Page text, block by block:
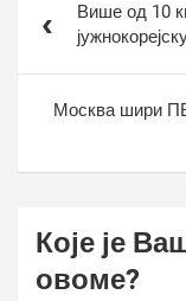
чланкаВише од 10
Москва шири
Које је
овоме?